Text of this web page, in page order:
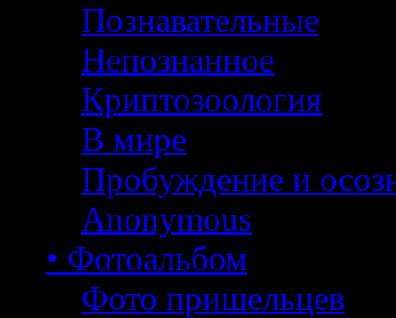
Познавательные
Непознанное
Криптозоология
В мире
Пробуждение и
Anonymous
• Фотоальбом
Фото пришельцев